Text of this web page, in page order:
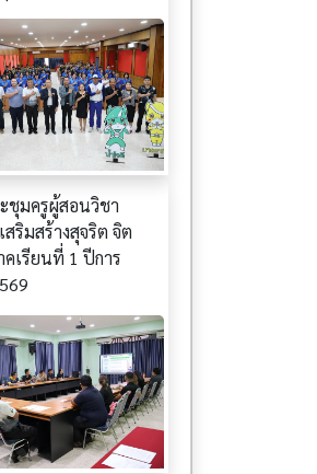
ชุมครูผู้สอนวิชา
สริมสร้างสุจริต จิต
คเรียนที่ 1 ปีการ